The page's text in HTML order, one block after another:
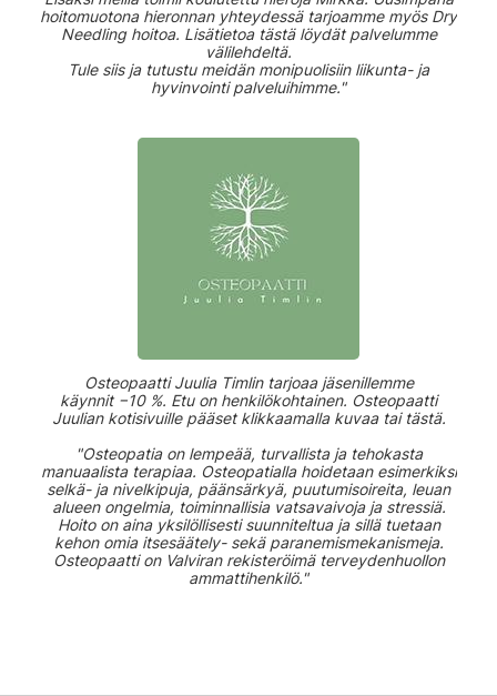
hoitomuotona hieronnan yhteydessä tarjoamme myös Dry
Needling hoitoa. Lisätietoa tästä löydät palvelumme
välilehdeltä.
Tule siis ja tutustu meidän monipuolisiin liikunta- ja
hyvinvointi palveluihimme."
Osteopaatti Juulia Timlin tarjoaa jäsenillemme
käynnit −10 %. Etu on henkilökohtainen. Osteopaatti
Juulian kotisivuille pääset klikkaamalla kuvaa tai tästä.
"Osteopatia on lempeää, turvallista ja tehokasta
manuaalista terapiaa. Osteopatialla hoidetaan esimerkiksi
selkä- ja nivelkipuja, päänsärkyä, puutumisoireita, leuan
alueen ongelmia, toiminnallisia vatsavaivoja ja stressiä.
Hoito on aina yksilöllisesti suunniteltua ja sillä tuetaan
kehon omia itsesäätely- sekä paranemismekanismeja.
Osteopaatti on Valviran rekisteröimä terveydenhuollon
ammattihenkilö."